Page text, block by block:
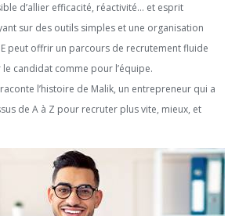
d’allier efficacité, réactivité… et esprit
sur des outils simples et une organisation
peut offrir un parcours de recrutement fluide
candidat comme pour l’équipe.
l’histoire de Malik, un entrepreneur qui a
de A à Z pour recruter plus vite, mieux, et